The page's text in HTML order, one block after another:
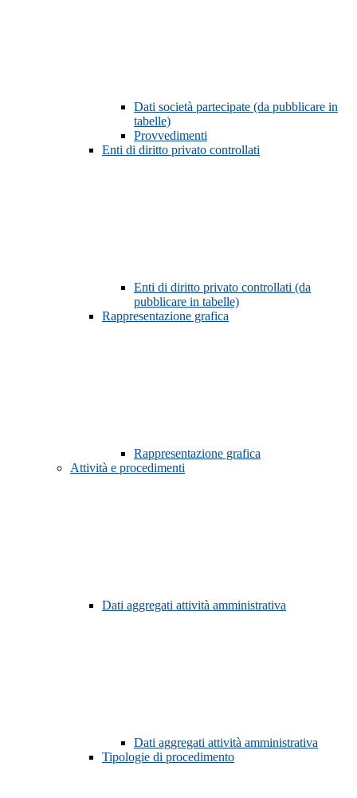
Dati società partecipate (da pubblicare in
tabelle)
Provvedimenti
Enti di diritto privato controllati
Enti di diritto privato controllati (da
pubblicare in tabelle)
Rappresentazione grafica
Rappresentazione grafica
Attività e procedimenti
Dati aggregati attività amministrativa
Dati aggregati attività amministrativa
Tipologie di procedimento